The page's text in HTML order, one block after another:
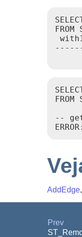
--
AddEdge,
Prev